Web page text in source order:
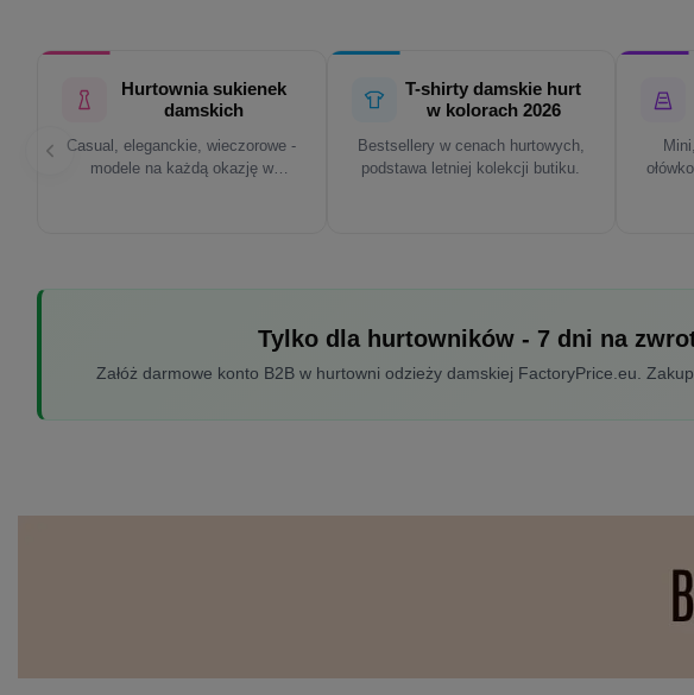
Hurtownia sukienek
damskich
Casual, eleganckie, wieczorowe -
modele na każdą okazję w
T-shirty damskie hurt
w kolorach 2026
Bestsellery w cenach hurtowych,
podstawa letniej kolekcji butiku.
Tylko dla hurtowników - 7 dni na
Załóż darmowe konto B2B w hurtowni odzieży damskiej FactoryPrice.eu.